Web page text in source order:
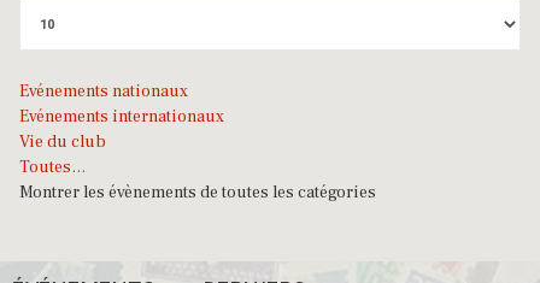
Evénements nationaux
Evénements internationaux
Vie du club
Toutes…
Montrer les évènements de toutes les catégories